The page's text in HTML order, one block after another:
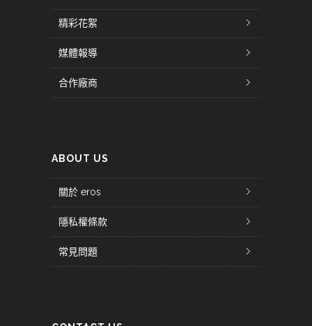
精彩花絮
媒體報導
合作廠商
ABOUT US
關於 eros
隱私權條款
常見問題